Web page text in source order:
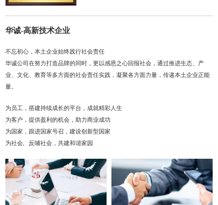
华诚-高新技术企业
不忘初心，本土企业始终践行社会责任
华诚公司在努力打造品牌的同时，更以感恩之心回报社会，通过推进生态、产
业、文化、教育等多方面的社会责任实践，凝聚各方面力量，传递本土企业正能
量。
为员工，搭建持续成长的平台，成就精彩人生
为客户，提供盈利的机会，助力商业成功
为国家，跟进国家号召，建设创新型国家
为社会, 反哺社会，共建和谐家园